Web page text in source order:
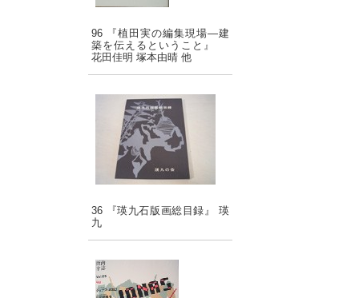
96 『植田実の編集現場―建
築を伝えるということ』
花田佳明 塚本由晴 他
36 『瑛九石版画総目録』 瑛
九